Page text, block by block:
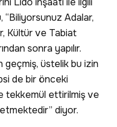
“Biliyorsunuz Adalar,
Kültür ve Tabiat
sonra yapılır.
geçmiş, üstelik bu izin
de bir önceki
tekkemül ettirilmiş ve
diyor.